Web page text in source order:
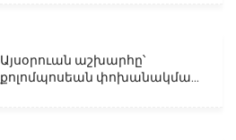
Այսօրուան աշխարհը՝
քոլոմպոսեան փոխանակմա...